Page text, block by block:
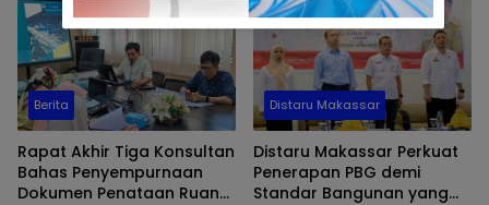
Berita
Rapat Akhir Tiga Konsultan
Bahas Penyempurnaan
Dokumen Penataan Ruang
Distaru Makassar
Distaru Makassar Perkuat
Penerapan PBG demi
Standar Bangunan yang